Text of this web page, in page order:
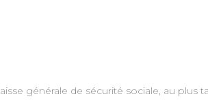
générale de sécurité sociale, au plus